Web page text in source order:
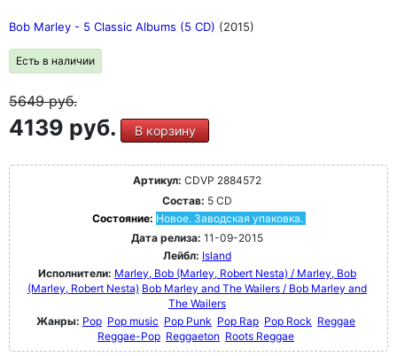
Bob Marley - 5 Classic Albums (5 CD) (2015)
Есть в наличии
5649руб.
4139 руб. В корзину
Артикул: CDVP 2884572
Состав: 5 CD
Состояние: Новое. Заводская упаковка.
Дата релиза: 11-09-2015
Лейбл: Island
Исполнители: Marley, Bob (Marley, Robert Nesta) / Marley, Bob
(Marley, Robert Nesta) Bob Marley and The Wailers / Bob Marley and
The Wailers
Жанры: Pop Pop music Pop Punk Pop Rap Pop Rock Reggae
Reggae-Pop Reggaeton Roots Reggae